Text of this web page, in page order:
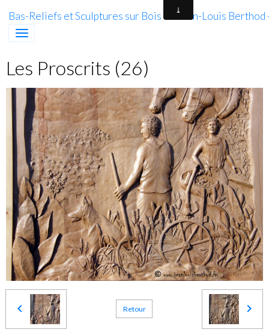
Bas-Reliefs et Sculptures sur Bois de Jean-Louis Berthod
Les Proscrits (26)
Retour